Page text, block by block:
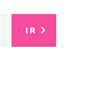
IR